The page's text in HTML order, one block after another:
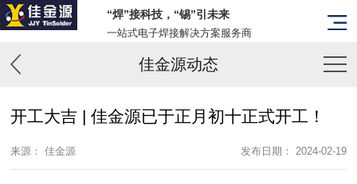
“焊”接科技，“锡”引未来
一站式电子焊接解决方案服务商
佳金源动态
开工大吉 | 佳金源已于正月初十正式开工！
来源： 佳金源 发布日期： 2024-02-19